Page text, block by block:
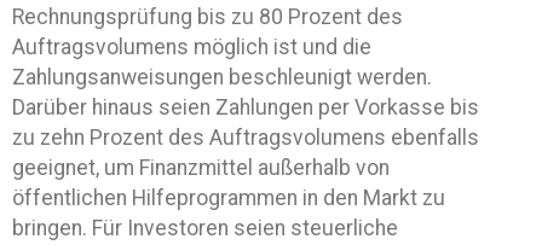
Rechnungsprüfung bis zu 80 Prozent des
Auftragsvolumens möglich ist und die
Zahlungsanweisungen beschleunigt werden.
Darüber hinaus seien Zahlungen per Vorkasse bis
zu zehn Prozent des Auftragsvolumens ebenfalls
geeignet, um Finanzmittel außerhalb von
öffentlichen Hilfeprogrammen in den Markt zu
bringen. Für Investoren seien steuerliche